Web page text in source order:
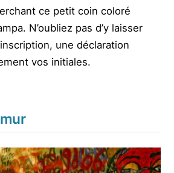
ce petit coin coloré
N’oubliez pas d’y laisser
une déclaration
vos initiales.